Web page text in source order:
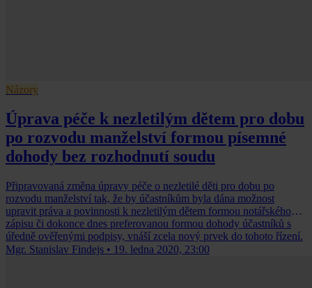
Názory
Úprava péče k nezletilým dětem pro dobu
po rozvodu manželství formou písemné
dohody bez rozhodnutí soudu
Připravovaná změna úpravy péče o nezletilé děti pro dobu po
rozvodu manželství tak, že by účastníkům byla dána možnost
upravit práva a povinnosti k nezletilým dětem formou notářského
zápisu či dokonce dnes preferovanou formou dohody účastníků s
úředně ověřenými podpisy, vnáší zcela nový prvek do tohoto řízení.
Mgr. Stanislav Findejs • 19. ledna 2020, 23:00